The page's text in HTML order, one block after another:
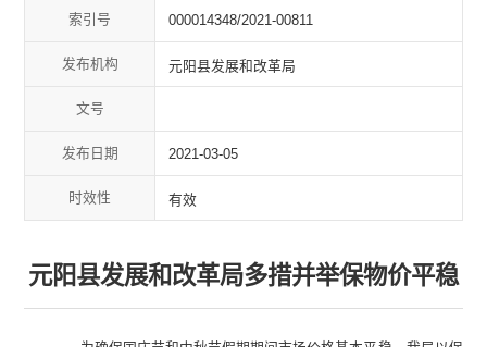
索引号 000014348/2021-00811
发布机构 元阳县发展和改革局
文号
发布日期 2021-03-05
时效性 有效
元阳县发展和改革局多措并举保物价平稳